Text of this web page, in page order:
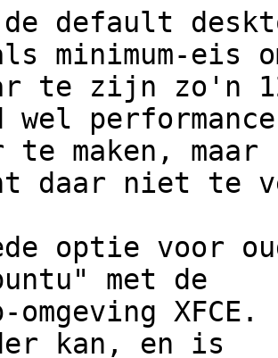
(de default
minimum-eis
te zijn zo'n
wel
maken, maar
daar niet te
optie voor
met de
omgeving
kan, en is